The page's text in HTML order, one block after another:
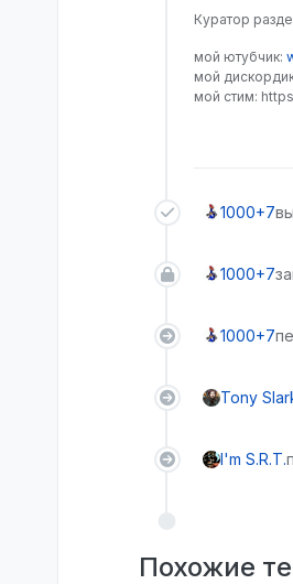
Куратор
мой ютубчик:
мой
мой стим:
1000+7
1000+7
1000+7
Tony
I'm S.R.T.
Похожие